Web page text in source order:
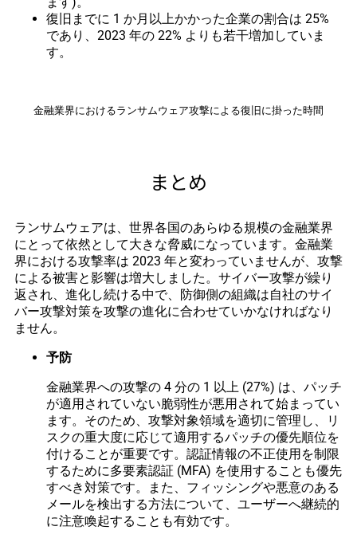
復旧までに 1 か月以上かかった企業の割合は 25%
であり、2023 年の 22% よりも若干増加していま
す。
金融業界におけるランサムウェア攻撃による復旧に掛った時間
まとめ
ランサムウェアは、世界各国のあらゆる規模の金融業界
にとって依然として大きな脅威になっています。金融業
界における攻撃率は 2023 年と変わっていませんが、攻撃
による被害と影響は増大しました。サイバー攻撃が繰り
返され、進化し続ける中で、防御側の組織は自社のサイ
バー攻撃対策を攻撃の進化に合わせていかなければなり
ません。
予防
金融業界への攻撃の 4 分の 1 以上 (27%) は、パッチ
が適用されていない脆弱性が悪用されて始まってい
ます。そのため、攻撃対象領域を適切に管理し、リ
スクの重大度に応じて適用するパッチの優先順位を
付けることが重要です。認証情報の不正使用を制限
するために多要素認証 (MFA) を使用することも優先
すべき対策です。また、フィッシングや悪意のある
メールを検出する方法について、ユーザーへ継続的
に注意喚起することも有効です。